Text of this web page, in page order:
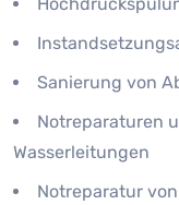
Sanierung von
Notreparaturen
Wasserleitungen
Notreparatur